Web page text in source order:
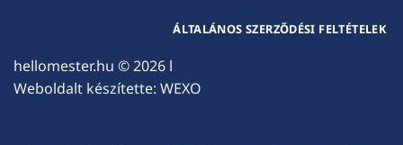
hellomester.hu © 2026 l
Weboldalt készítette: WEXO
ÁLTALÁNOS SZERZŐDÉSI FELTÉTELEK